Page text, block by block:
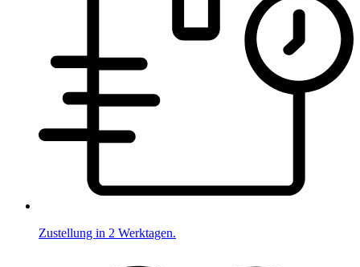
Zustellung in 2 Werktagen.